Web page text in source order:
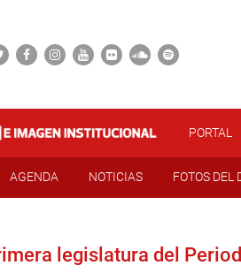
PORTAL
AGENDA NOTICIAS FOTOS DEL
legislatura del